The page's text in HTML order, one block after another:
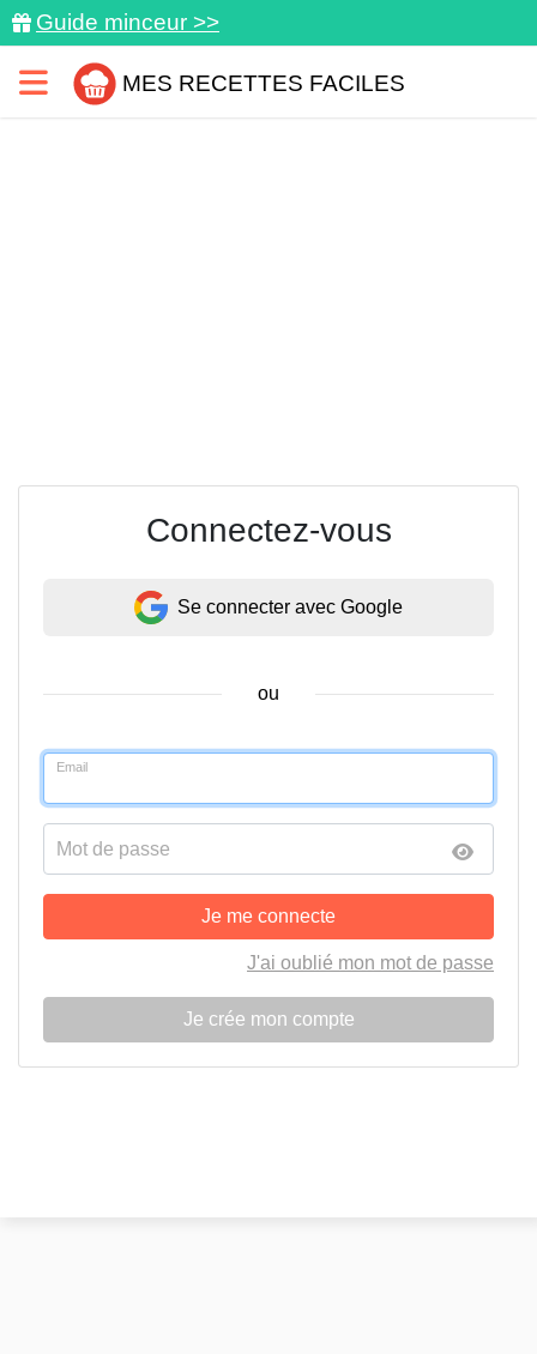
Guide minceur >>
MES RECETTES FACILES
Connectez-vous
Se connecter avec Google
ou
Email
Mot de passe
Je me connecte
J'ai oublié mon mot de passe
Je crée mon compte